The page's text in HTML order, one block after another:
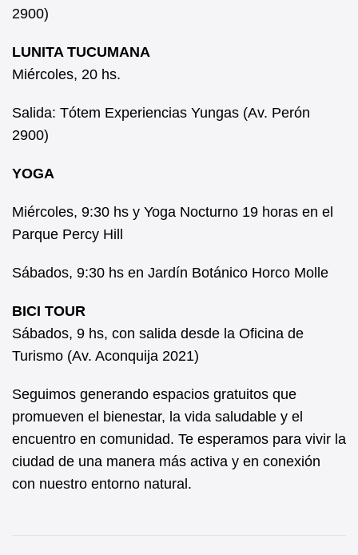
2900)
LUNITA TUCUMANA
Miércoles, 20 hs.
Salida: Tótem Experiencias Yungas (Av. Perón
2900)
YOGA
Miércoles, 9:30 hs y Yoga Nocturno 19 horas en el
Parque Percy Hill
Sábados, 9:30 hs en Jardín Botánico Horco Molle
BICI TOUR
Sábados, 9 hs, con salida desde la Oficina de
Turismo (Av. Aconquija 2021)
Seguimos generando espacios gratuitos que
promueven el bienestar, la vida saludable y el
encuentro en comunidad. Te esperamos para vivir la
ciudad de una manera más activa y en conexión
con nuestro entorno natural.